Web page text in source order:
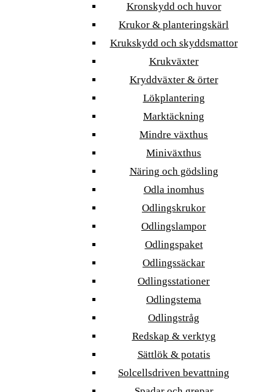
Kronskydd och huvor
Krukor & planteringskärl
Krukskydd och skyddsmattor
Krukväxter
Kryddväxter & örter
Lökplantering
Marktäckning
Mindre växthus
Miniväxthus
Näring och gödsling
Odla inomhus
Odlingskrukor
Odlingslampor
Odlingspaket
Odlingssäckar
Odlingsstationer
Odlingstema
Odlingstråg
Redskap & verktyg
Sättlök & potatis
Solcellsdriven bevattning